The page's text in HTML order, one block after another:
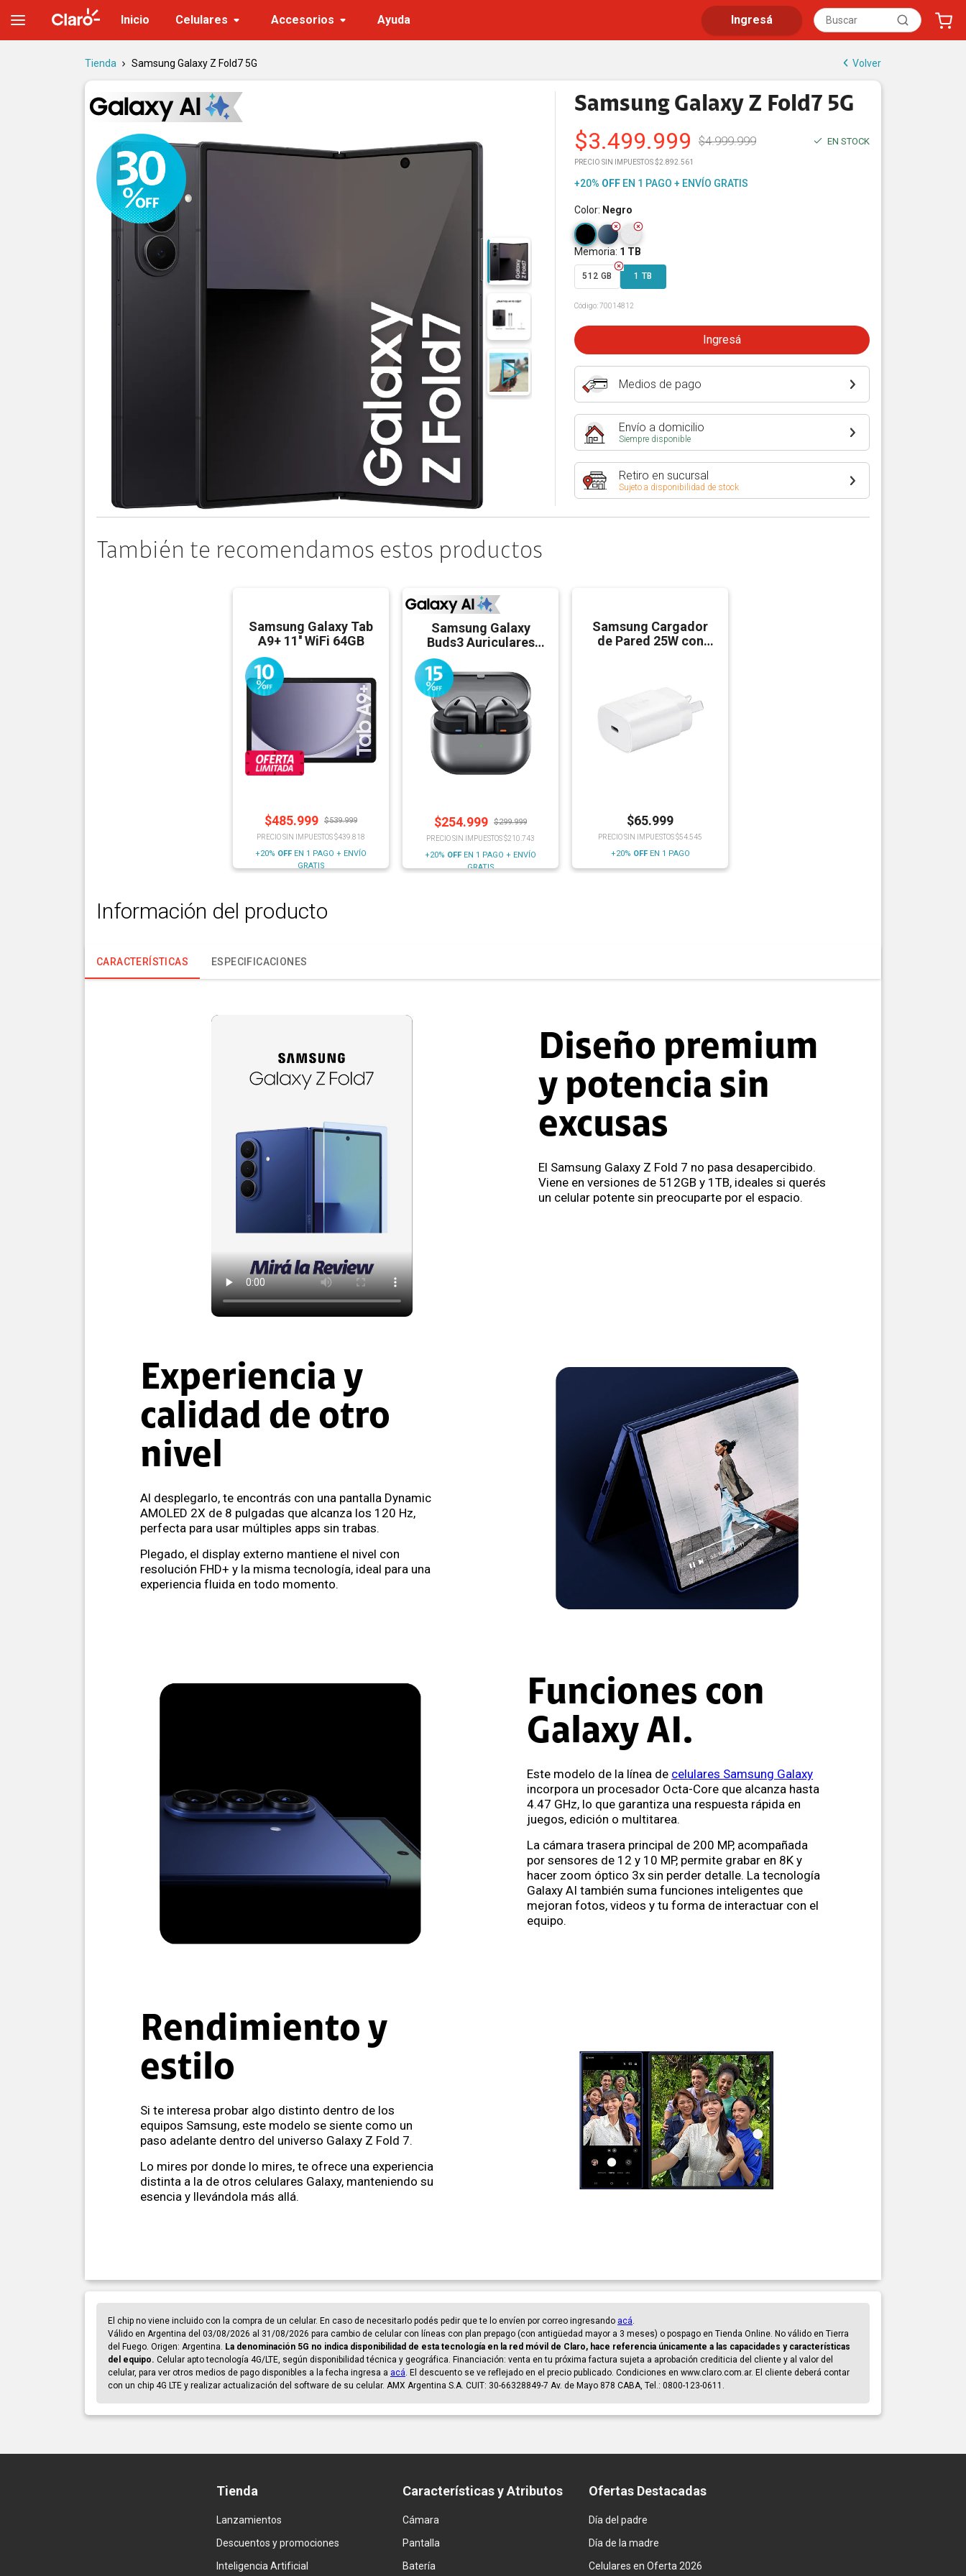
Inicio Celulares Accesorios Ayuda Ingresá
Tienda Samsung Galaxy Z Fold7 5G Volver
Samsung Galaxy Z Fold7 5G
$3.499.999 $4.999.999 EN STOCK
PRECIO SIN IMPUESTOS $2.892.561
+20% OFFEN 1 PAGO + ENVÍO GRATIS
Color: Negro
Memoria: 1 TB
512 GB 1 TB
Código:70014812
Ingresá
Medios de pago
Envío a domicilio
Siempre disponible
Retiro en sucursal
Sujeto a disponibilidad de stock
También te recomendamos estos productos
Samsung Galaxy Tab
A9+ 11'' WiFi 64GB
$485.999 $539.999
PRECIO SIN IMPUESTOS $439.818
+20% OFF EN 1 PAGO + ENVÍO
GRATIS
Samsung Galaxy
Buds3 Auriculares
$254.999 $299.999
PRECIO SIN IMPUESTOS $210.743
+20% OFF EN 1 PAGO + ENVÍO
GRATIS
Samsung Cargador
de Pared 25W con
$65.999
PRECIO SIN IMPUESTOS $54.545
+20% OFFEN 1 PAGO
Información del producto
CARACTERÍSTICAS ESPECIFICACIONES
Diseño premium
y potencia sin
excusas
El Samsung Galaxy Z Fold 7 no pasa desapercibido.
Viene en versiones de 512GB y 1TB, ideales si querés
un celular potente sin preocuparte por el espacio.
Experiencia y
calidad de otro
nivel
Al desplegarlo, te encontrás con una pantalla Dynamic
AMOLED 2X de 8 pulgadas que alcanza los 120 Hz,
perfecta para usar múltiples apps sin trabas.
Plegado, el display externo mantiene el nivel con
resolución FHD+ y la misma tecnología, ideal para una
experiencia fluida en todo momento.
Funciones con
Galaxy AI.
Este modelo de la línea de celulares Samsung Galaxy
incorpora un procesador Octa-Core que alcanza hasta
4.47 GHz, lo que garantiza una respuesta rápida en
juegos, edición o multitarea.
La cámara trasera principal de 200 MP, acompañada
por sensores de 12 y 10 MP, permite grabar en 8K y
hacer zoom óptico 3x sin perder detalle. La tecnología
Galaxy AI también suma funciones inteligentes que
mejoran fotos, videos y tu forma de interactuar con el
equipo.
Rendimiento y
estilo
Si te interesa probar algo distinto dentro de los
equipos Samsung, este modelo se siente como un
paso adelante dentro del universo Galaxy Z Fold 7.
Lo mires por donde lo mires, te ofrece una experiencia
distinta a la de otros celulares Galaxy, manteniendo su
esencia y llevándola más allá.
El chip no viene incluido con la compra de un celular. En caso de necesitarlo podés pedir que te lo envíen por correo ingresando acá.
Válido en Argentina del 03/08/2026 al 31/08/2026 para cambio de celular con líneas con plan prepago (con antigüedad mayor a 3 meses) o pospago en Tienda Online. No válido en Tierra
del Fuego. Origen: Argentina. La denominación 5G no indica disponibilidad de esta tecnología en la red móvil de Claro, hace referencia únicamente a las capacidades y características
del equipo. Celular apto tecnología 4G/LTE, según disponibilidad técnica y geográfica. Financiación: venta en tu próxima factura sujeta a aprobación crediticia del cliente y al valor del
celular, para ver otros medios de pago disponibles a la fecha ingresa a acá. El descuento se ve reflejado en el precio publicado. Condiciones en www.claro.com.ar. El cliente deberá contar
con un chip 4G LTE y realizar actualización del software de su celular. AMX Argentina S.A. CUIT: 30-66328849-7 Av. de Mayo 878 CABA, Tel.: 0800-123-0611.
Tienda
Lanzamientos
Descuentos y promociones
Inteligencia Artificial
Características y Atributos
Cámara
Pantalla
Batería
Ofertas Destacadas
Día del padre
Día de la madre
Celulares en Oferta 2026
Samsung Galaxy Z Fold7 5G | Tienda Claro